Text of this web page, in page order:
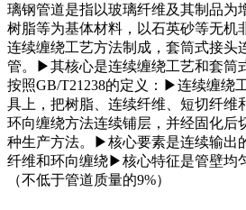
璃钢管道是指以玻璃纤维及其制品为
树脂等为基体材料，以石英砂等无机
连续缠绕工艺方法制成，套筒式接头
管。▶其核心是连续缠绕工艺和套筒
按照GB/T21238的定义：▶连续缠绕
具上，把树脂、连续纤维、短切纤维
环向缠绕方法连续铺层，并经固化后
种生产方法。▶核心要素是连续输出
纤维和环向缠绕▶核心特征是管壁均
（不低于管道质量的9%）